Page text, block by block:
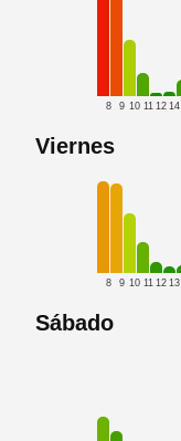
8 9 10 11 12 14
Viernes
8 9 10 11 12 13
Sábado